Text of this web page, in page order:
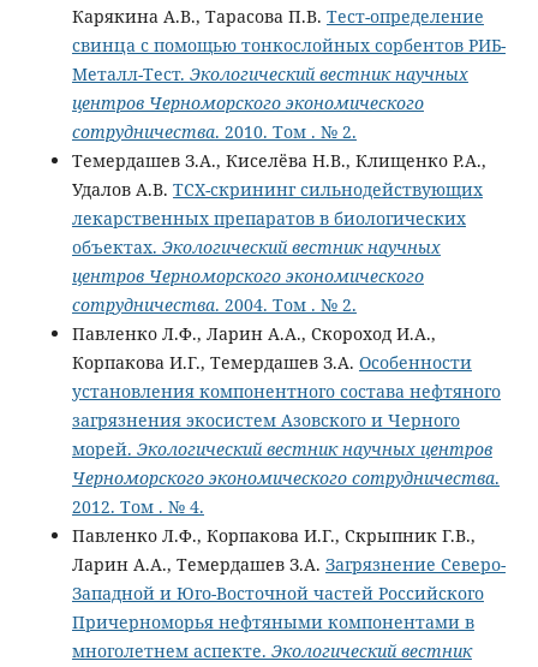
Карякина А.В., Тарасова П.В. Тест-определение
свинца с помощью тонкослойных сорбентов РИБ-
Металл-Тест. Экологический вестник научных
центров Черноморского экономического
сотрудничества. 2010. Том . № 2.
Темердашев З.А., Киселёва Н.В., Клищенко Р.А.,
Удалов А.В. ТСХ-скрининг сильнодействующих
лекарственных препаратов в биологических
объектах. Экологический вестник научных
центров Черноморского экономического
сотрудничества. 2004. Том . № 2.
Павленко Л.Ф., Ларин А.А., Скороход И.А.,
Корпакова И.Г., Темердашев З.А. Особенности
установления компонентного состава нефтяного
загрязнения экосистем Азовского и Черного
морей. Экологический вестник научных центров
Черноморского экономического сотрудничества.
2012. Том . № 4.
Павленко Л.Ф., Корпакова И.Г., Скрыпник Г.В.,
Ларин А.А., Темердашев З.А. Загрязнение Северо-
Западной и Юго-Восточной частей Российского
Причерноморья нефтяными компонентами в
многолетнем аспекте. Экологический вестник